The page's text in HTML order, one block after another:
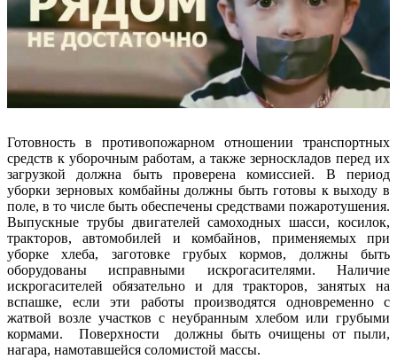
Готовность в противопожарном отношении транспортных
средств к уборочным работам, а также зерноскладов перед их
загрузкой должна быть проверена комиссией. В период
уборки зерновых комбайны должны быть готовы к выходу в
поле, в то числе быть обеспечены средствами пожаротушения.
Выпускные трубы двигателей самоходных шасси, косилок,
тракторов, автомобилей и комбайнов, применяемых при
уборке хлеба, заготовке грубых кормов, должны быть
оборудованы исправными искрогасителями. Наличие
искрогасителей обязательно и для тракторов, занятых на
вспашке, если эти работы производятся одновременно с
жатвой возле участков с неубранным хлебом или грубыми
кормами. Поверхности должны быть очищены от пыли,
нагара, намотавшейся соломистой массы.